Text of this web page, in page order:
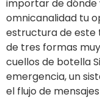
importar de dónde
omnicanalidad tu
estructura de este
de tres formas
cuellos de botella
emergencia, un
el flujo de